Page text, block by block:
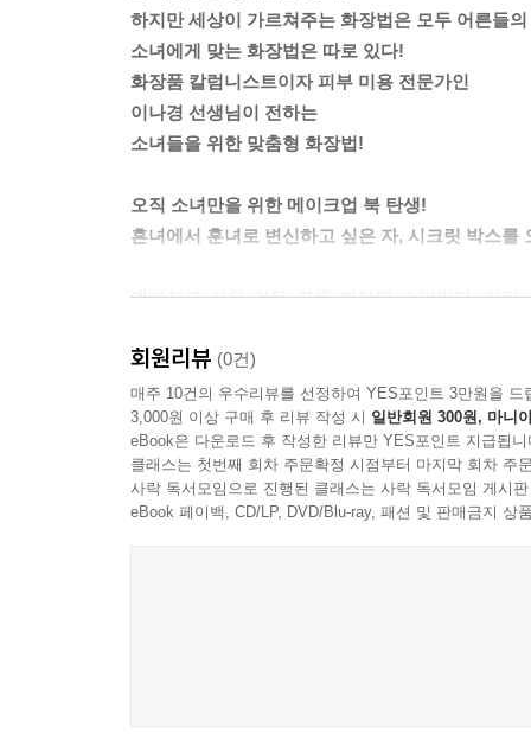
여드름피부는 피부톤 자체에 붉은 기가 많아요.
모공이 넓은 지성 피부이거나 여드름 흉터자국이
만 양보해주세요.
-본문 168쪽 중에서
“아뇨. 안 했어요. 중학교 때 깨달음을 얻었거든요.”
“깨달음이요?”
덕분에 서서히 변하기 시작했어요.”
---본문 중에서
하지만 세상이 가르쳐주는 화장법은 모두 어른들
소녀에게 맞는 화장법은 따로 있다!
화장품 칼럼니스트이자 피부 미용 전문가인
이나경 선생님이 전하는
소녀들을 위한 맞춤형 화장법!
오직 소녀만을 위한 메이크업 북 탄생!
흔녀에서 훈녀로 변신하고 싶은 자, 시크릿 박스를
예뻐지고 싶은 것은 모든 여자의 소망이다. 어
필요한 건 빠짐없이 다 갖추었는데!
그 이유는 바로 ‘소녀’의 얼굴에 어울리지 않는 화
세상에서 가르쳐주는 화장은 모두 어른들의 것
활보한다. 그 밑에서 여린 피부가 비명을 지르고 있
어른의 피부와 소녀의 파릇파릇한 피부는 다르
화장법을 따라하는 수밖에. 그러나 소녀의 피부에
회원리뷰 (0건)
매주 10건의 우수리뷰를 선정하여 YES포인트 3만원을 드
3,000원 이상 구매 후 리뷰 작성 시 일반회원 300원, 마니
eBook은 다운로드 후 작성한 리뷰만 YES포인트 지급됩니
클래스는 첫번째 회차 주문확정 시점부터 마지막 회차 주
사락 독서모임으로 진행된 클래스는 사락 독서모임 게시
eBook 페이백, CD/LP, DVD/Blu-ray, 패션 및 판매금지 상